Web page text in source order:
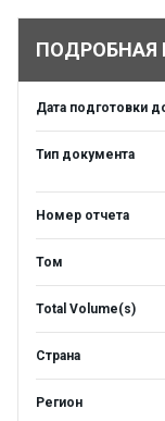
Дата подготовки
Тип документа
Номер отчета
Том
Total Volume(s)
Страна
Регион